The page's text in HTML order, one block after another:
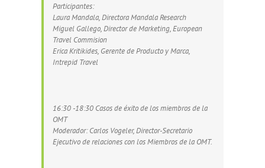
Participantes:
Laura Mandala, Directora Mandala Research
Miguel Gallego, Director de Marketing, European
Travel Commision
Erica Kritikides, Gerente de Producto y Marca,
Intrepid Travel
16:30 -18:30 Casos de éxito de los miembros de la
OMT
Moderador: Carlos Vogeler, Director-Secretario
Ejecutivo de relaciones con los Miembros de la OMT.